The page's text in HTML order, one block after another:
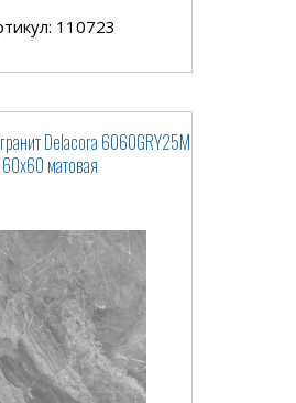
110723
Delacora 6060GRY25M
60x60 матовая